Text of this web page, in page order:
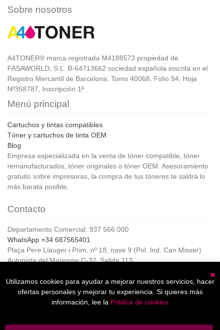
Sobre nosotros
A4TONER® marca registrada M4188573 propiedad de
FASAWORLD, S.L. B-64713662 sociedad española inscrita en el
Registro Mercantil de Barcelona, Tomo 40068, Folio 94, Hoja
Nº358787, Inscripción 1ª
Menú principal
Cartuchos y tintas compatibles
Tóner y cartuchos de tinta OEM
Blog
Empresa especializada en la venta de tóner compatible, tóner
remanufacturados, tóner originales o tóner OEM. Asesoramiento
gratuito sobre impresoras, la compra de tus tóneres te saldrá lo
más barata posible.
Contacto
Departamento Comercial: 937 566 000
WhatsApp +34 687565401
Plaça Pere Llauger i Prim, nº 18, nave 9 (Pol. Ind. Can Misser)
Autopista del Maresme C-32, Salida 113
Horario de Atención al cliente:
De lunes a jueves de 8:00 a 17:00,
Viernes de 8:00 a 15:00
Utilizamos cookies para ayudar a mejorar nuestros servicios, hacer
ofertas personales y mejorar tu experiencia. Si quieres más
información, lee la Política de cookies